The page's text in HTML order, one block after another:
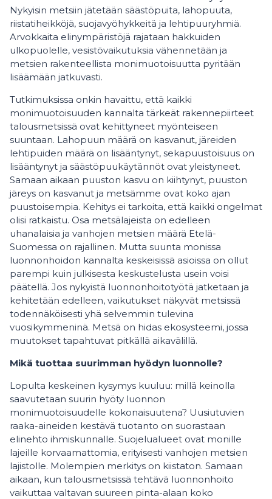
Nykyisin metsiin jätetään säästöpuita, lahopuuta,
riistatiheikköjä, suojavyöhykkeitä ja lehtipuuryhmiä.
Arvokkaita elinympäristöjä rajataan hakkuiden
ulkopuolelle, vesistövaikutuksia vähennetään ja
metsien rakenteellista monimuotoisuutta pyritään
lisäämään jatkuvasti.
Tutkimuksissa onkin havaittu, että kaikki
monimuotoisuuden kannalta tärkeät rakennepiirteet
talousmetsissä ovat kehittyneet myönteiseen
suuntaan. Lahopuun määrä on kasvanut, järeiden
lehtipuiden määrä on lisääntynyt, sekapuustoisuus on
lisääntynyt ja säästöpuukäytännöt ovat yleistyneet.
Samaan aikaan puuston kasvu on kiihtynyt, puuston
järeys on kasvanut ja metsämme ovat koko ajan
puustoisempia. Kehitys ei tarkoita, että kaikki ongelmat
olisi ratkaistu. Osa metsälajeista on edelleen
uhanalaisia ja vanhojen metsien määrä Etelä-
Suomessa on rajallinen. Mutta suunta monissa
luonnonhoidon kannalta keskeisissä asioissa on ollut
parempi kuin julkisesta keskustelusta usein voisi
päätellä. Jos nykyistä luonnonhoitotyötä jatketaan ja
kehitetään edelleen, vaikutukset näkyvät metsissä
todennäköisesti yhä selvemmin tulevina
vuosikymmeninä. Metsä on hidas ekosysteemi, jossa
muutokset tapahtuvat pitkällä aikavälillä.
Mikä tuottaa suurimman hyödyn luonnolle?
Lopulta keskeinen kysymys kuuluu: millä keinolla
saavutetaan suurin hyöty luonnon
monimuotoisuudelle kokonaisuutena? Uusiutuvien
raaka-aineiden kestävä tuotanto on suorastaan
elinehto ihmiskunnalle. Suojelualueet ovat monille
lajeille korvaamattomia, erityisesti vanhojen metsien
lajistolle. Molempien merkitys on kiistaton. Samaan
aikaan, kun talousmetsissä tehtävä luonnonhoito
vaikuttaa valtavan suureen pinta-alaan koko